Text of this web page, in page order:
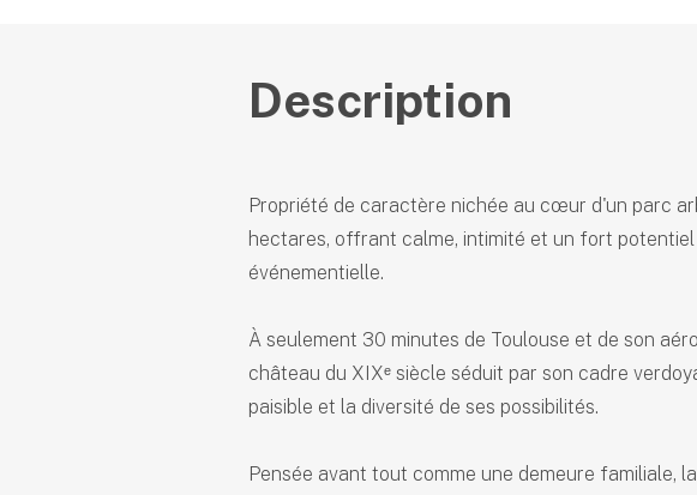
Description
Propriété de caractère nichée au cœur d'un parc
hectares, offrant calme, intimité et un fort
événementielle.
À seulement 30 minutes de Toulouse et de son
château du XIXᵉ siècle séduit par son cadre
paisible et la diversité de ses possibilités.
Pensée avant tout comme une demeure familiale,